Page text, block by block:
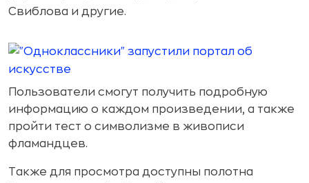
Свиблова и другие.
Пользователи смогут получить подробную
информацию о каждом произведении, а также
пройти тест о символизме в живописи
фламандцев.
Также для просмотра доступны полотна